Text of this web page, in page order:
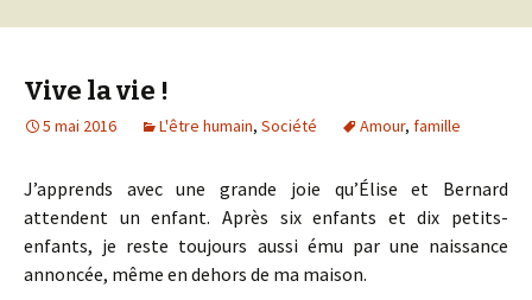
Vive la vie !
5 mai 2016 L'être humain, Société Amour, famille
J’apprends avec une grande joie qu’Élise et Bernard
attendent un enfant. Après six enfants et dix petits-
enfants, je reste toujours aussi ému par une naissance
annoncée, même en dehors de ma maison.